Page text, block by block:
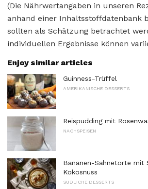
(Die Nährwertangaben in unseren
anhand einer Inhaltsstoffdatenbank
sollten als Schätzung betrachtet
individuellen Ergebnisse können
Enjoy similar articles
Guinness-Trüffel
AMERIKANISCHE DESSERTS
Reispudding mit
NACHSPEISEN
Bananen-Sahnetorte mit
Kokosnuss
SÜDLICHE DESSERTS